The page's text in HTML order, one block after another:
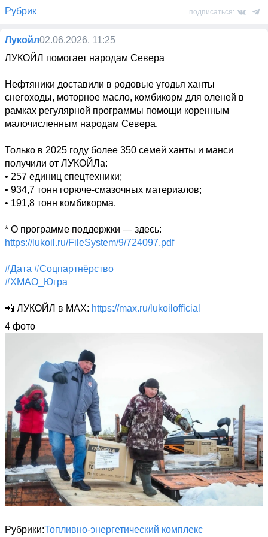
Рубрик подписаться:
Лукойл02.06.2026, 11:25
ЛУКОЙЛ помогает народам Севера
Нефтяники доставили в родовые угодья ханты
снегоходы, моторное масло, комбикорм для оленей в
рамках регулярной программы помощи коренным
малочисленным народам Севера.
Только в 2025 году более 350 семей ханты и манси
получили от ЛУКОЙЛа:
• 257 единиц спецтехники;
• 934,7 тонн горюче-смазочных материалов;
• 191,8 тонн комбикорма.
https://lukoil.ru/FileSystem/9/724097.pdf
#Дата #Соцпартнёрство
#ХМАО_Югра
📲 ЛУКОЙЛ в MAX: https://max.ru/lukoilofficial
4 фото
Рубрики Топливно-энергетический комплекс